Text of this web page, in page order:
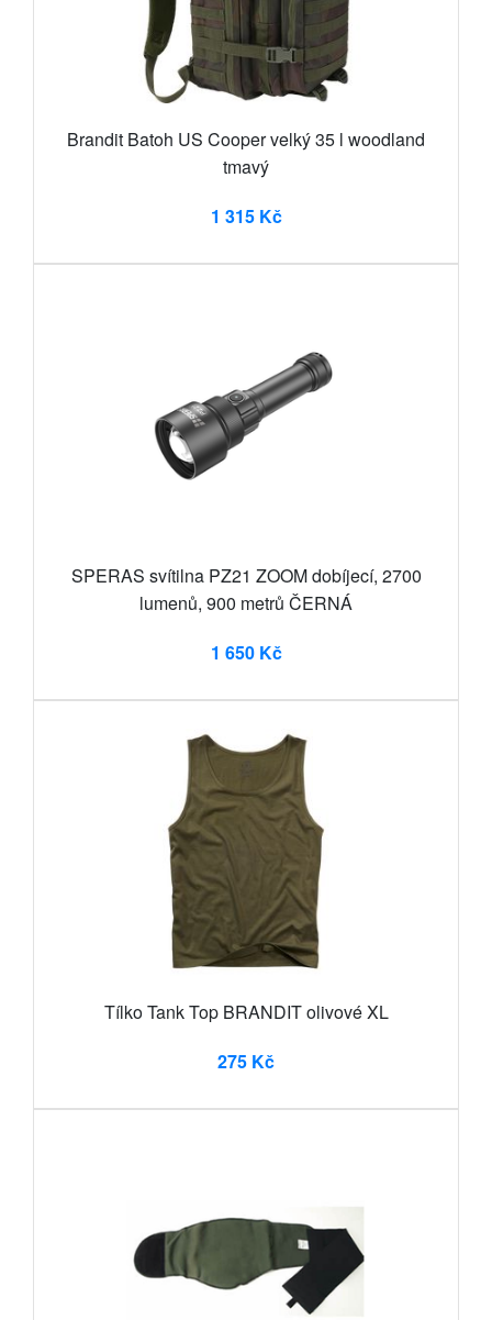
Brandit Batoh US Cooper velký 35 l woodland
tmavý
1 315 Kč
SPERAS svítilna PZ21 ZOOM dobíjecí, 2700
lumenů, 900 metrů ČERNÁ
1 650 Kč
Tílko Tank Top BRANDIT olivové XL
275 Kč